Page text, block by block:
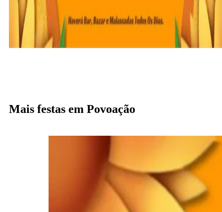
Mais festas em Povoação